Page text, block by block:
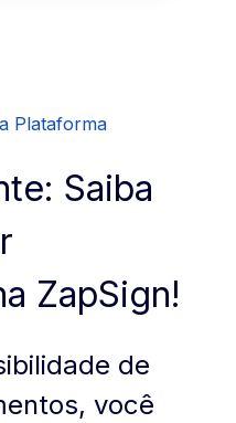
Plataforma
Saiba
ZapSign!
de
você